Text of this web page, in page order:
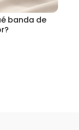
banda de